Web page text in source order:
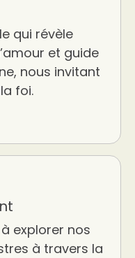
qui révèle
et guide
nous invitant
foi.
explorer nos
à travers la